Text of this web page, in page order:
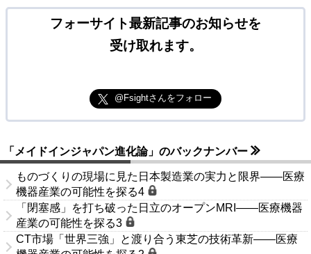
フォーサイト最新記事のお知らせを
受け取れます。
@Fsightさんをフォロー
「メイドインジャパン進化論」のバックナンバー
ものづくりの現場に見た日本製造業の実力と限界――医療
機器産業の可能性を探る4
「閉塞感」を打ち破った日立のオープンMRI――医療機器
産業の可能性を探る3
CT市場「世界三強」と渡り合う東芝の技術革新――医療